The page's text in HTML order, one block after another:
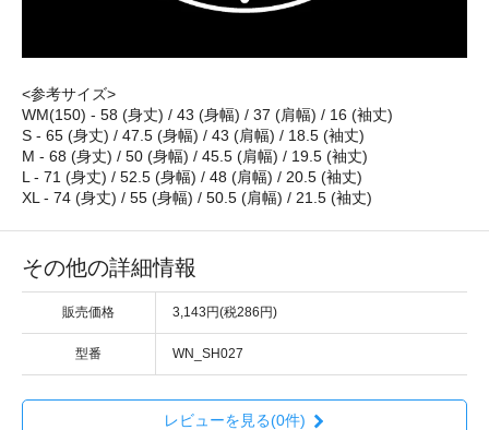
<参考サイズ>
WM(150) - 58 (身丈) / 43 (身幅) / 37 (肩幅) / 16 (袖丈)
S - 65 (身丈) / 47.5 (身幅) / 43 (肩幅) / 18.5 (袖丈)
M - 68 (身丈) / 50 (身幅) / 45.5 (肩幅) / 19.5 (袖丈)
L - 71 (身丈) / 52.5 (身幅) / 48 (肩幅) / 20.5 (袖丈)
XL - 74 (身丈) / 55 (身幅) / 50.5 (肩幅) / 21.5 (袖丈)
その他の詳細情報
販売価格 3,143円(税286円)
型番 WN_SH027
レビューを見る(0件)